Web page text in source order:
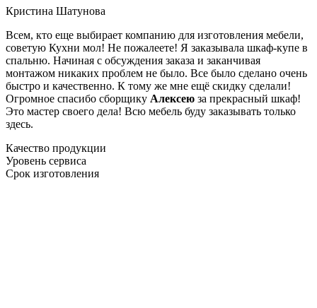
Кристина Шатунова
Всем, кто еще выбирает компанию для изготовления мебели,
советую Кухни мол! Не пожалеете! Я заказывала шкаф-купе в
спальню. Начиная с обсуждения заказа и заканчивая
монтажом никаких проблем не было. Все было сделано очень
быстро и качественно. К тому же мне ещё скидку сделали!
Огромное спасибо сборщику Алексею за прекрасный шкаф!
Это мастер своего дела! Всю мебель буду заказывать только
здесь.
Качество продукции
Уровень сервиса
Срок изготовления